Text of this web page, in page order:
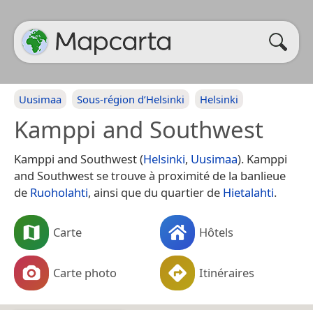
Uusimaa Sous-région d’Helsinki Helsinki
Kamppi and Southwest
Kamppi and Southwest (Helsinki, Uusimaa). Kamppi
and Southwest se trouve à proximité de la banlieue
de Ruoholahti, ainsi que du quartier de Hietalahti.
Carte Hôtels
Carte photo Itinéraires